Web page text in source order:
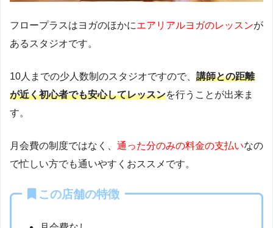
フロープラスはヨガのほかにエアリアルヨガのレッスンが
あるスタジオです。
10人までの少人数制のスタジオですので、 講師との距離
が近く初心者でも安心してレッスンを行うことが出来ま
す。
月会費の制度ではなく、 通った分のみの料金の支払いなの
で忙しい方でも通いやすくおススメです。
この店舗の特徴